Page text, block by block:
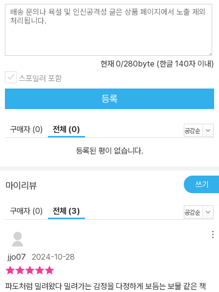
게 계속 꿈을 꿀 수 있을지에 대해 고민하다가 작품을 구상했다고 한
다. 외부 상황으로 인해 타인과의 관계가 단절되었던 그때, 우리가 그
사랑하는 이들을 소중히 하고 서로 연대한다면 내 안의 두려움에 맞
서 앞으로 전진할 수 있을 거라는 희망의 메시지를 전한다. 또한 작가
는 길고 널찍한 판형을 통해 드넓고 시원한 바다와 고요한 섬의 이미
지를 효과적으로 담아냈다. 독자들은 넓은 판면 위에서 섬세한 감정
몰입감 있게 작품을 감상할 수 있다.
현재 0/280byte (한글 140자 이내)
스포일러 포함
등록
구매자 (0) 전체 (0)
등록된 평이 없습니다.
마이리뷰 쓰기
구매자 (0) 전체 (3)
jjo07 2024-10-28
파도처럼 밀려왔다 밀려가는 감정을 다정하게 보듬는 보물 같은 책